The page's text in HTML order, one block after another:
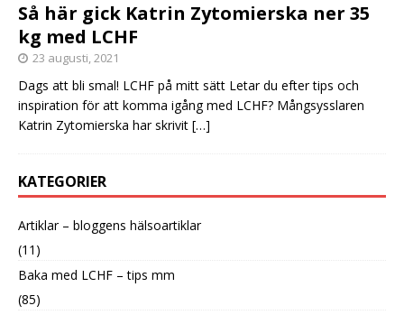
Så här gick Katrin Zytomierska ner 35
kg med LCHF
23 augusti, 2021
Dags att bli smal! LCHF på mitt sätt Letar du efter tips och
inspiration för att komma igång med LCHF? Mångsysslaren
Katrin Zytomierska har skrivit […]
KATEGORIER
Artiklar – bloggens hälsoartiklar
(11)
Baka med LCHF – tips mm
(85)